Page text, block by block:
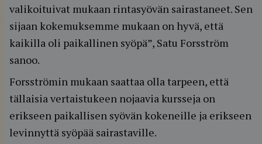
valikoituivat mukaan rintasyövän sairastaneet. Sen
sijaan kokemuksemme mukaan on hyvä, että
kaikilla oli paikallinen syöpä”, Satu Forsström
sanoo.
Forsströmin mukaan saattaa olla tarpeen, että
tällaisia vertaistukeen nojaavia kursseja on
erikseen paikallisen syövän kokeneille ja erikseen
levinnyttä syöpää sairastaville.